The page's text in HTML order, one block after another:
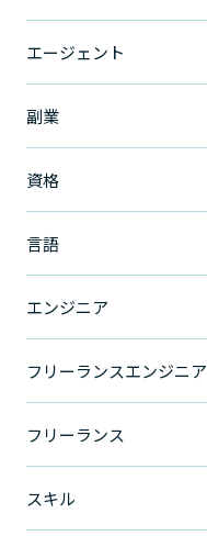
エージェント
副業
資格
言語
エンジニア
フリーランスエンジニア
フリーランス
スキル